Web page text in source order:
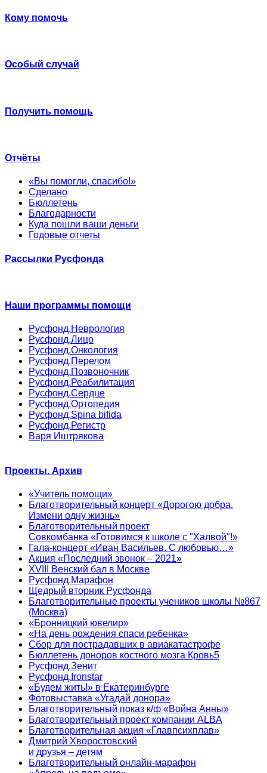
Кому помочь
Особый случай
Получить помощь
Отчёты
«Вы помогли, спасибо!»
Сделано
Бюллетень
Благодарности
Куда пошли ваши деньги
Годовые отчеты
Рассылки Русфонда
Наши программы помощи
Русфонд.Неврология
Русфонд.Лицо
Русфонд.Онкология
Русфонд.Перелом
Русфонд.Позвоночник
Русфонд.Реабилитация
Русфонд.Сердце
Русфонд.Ортопедия
Русфонд.Spina bifida
Русфонд.Регистр
Варя Иштрякова
Проекты. Архив
«Учитель помощи»
Благотворительный концерт «Дорогою добра.
Измени одну жизнь»
Благотворительный проект
Совкомбанка «Готовимся к школе с "Халвой"!»
Гала-концерт «Иван Васильев. С любовью…»
Акция «Последний звонок – 2021»
XVIII Венский бал в Москве
Русфонд.Марафон
Щедрый вторник Русфонда
Благотворительные проекты учеников школы №867
(Москва)
«Бронницкий ювелир»
«На день рождения спаси ребенка»
Сбор для пострадавших в авиакатастрофе
Бюллетень доноров костного мозга Кровь5
Русфонд.Зенит
Русфонд.Ironstar
«Будем жить!» в Екатеринбурге
Фотовыставка «Угадай донора»
Благотворительный показ к/ф «Война Анны»
Благотворительный проект компании ALBA
Благотворительная акция «Главпсихплав»
Дмитрий Хворостовский
и друзья – детям
Благотворительный онлайн‑марафон